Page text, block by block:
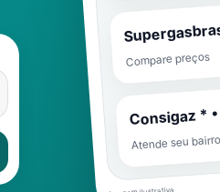
Compare preços
Consigaz *
Atende seu